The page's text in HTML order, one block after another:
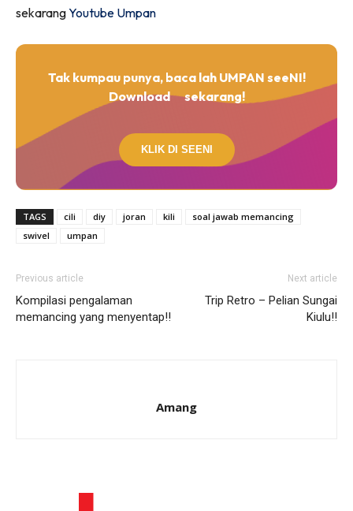
sekarangYoutube Umpan
Tak kumpau punya, baca lah UMPAN seeNI!
Download
sekarang!
KLIK DI SEENI
TAGS cili diy joran kili
soal jawab memancing
swivel
umpan
Previous article
Kompilasi pengalaman
memancing yang menyentap!!
Next article
Trip Retro – Pelian Sungai
Kiulu!!
Amang